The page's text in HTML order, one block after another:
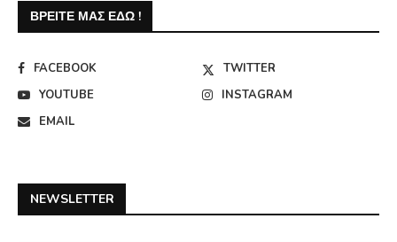
ΒΡΕΊΤΕ ΜΑΣ ΕΔΏ !
FACEBOOK
TWITTER
YOUTUBE
INSTAGRAM
EMAIL
NEWSLETTER